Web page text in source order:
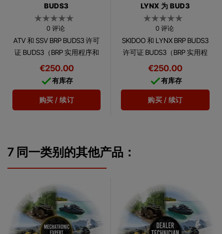
BUDS3
0 评论
ATV 和 SSV BRP BUDS3 许可
证 BUDS3（BRP 实用程序和
诊断软件）是一款全面的多
语言诊断软件，可让您访问
BRP 电子模块。
€250.00
有库存
购买 / 续订
LYNX 为 BUD3
0 评论
SKIDOO 和 LYNX BRP BUDS3
许可证 BUDS3（BRP 实用程
序和诊断软件）是一款全面
的多语言诊断软件，可让您
访问 BRP 电子模块。
€250.00
有库存
购买 / 续订
7 同一类别的其他产品：